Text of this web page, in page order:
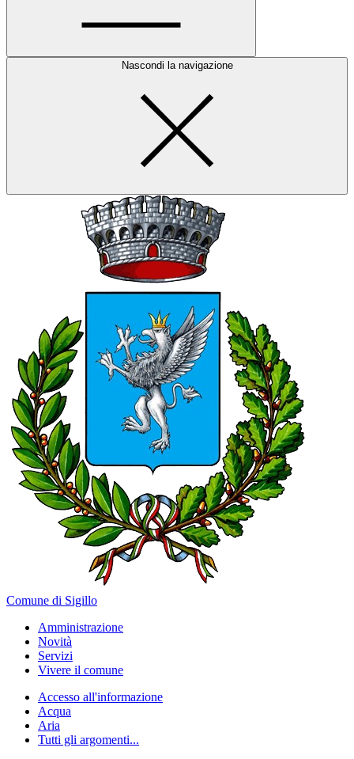
Nascondi la navigazione
Comune di Sigillo
Amministrazione
Novità
Servizi
Vivere il comune
Accesso all'informazione
Acqua
Aria
Tutti gli argomenti...